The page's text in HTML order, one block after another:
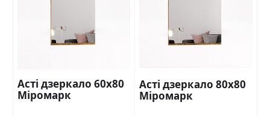
Асті дзеркало 60х80
Міромарк
Асті дзеркало 80х80
Міромарк